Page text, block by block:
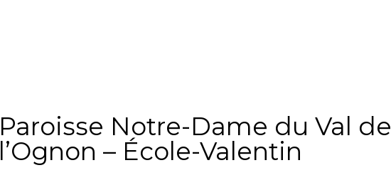
Paroisse Notre-Dame du Val de
l’Ognon – École-Valentin